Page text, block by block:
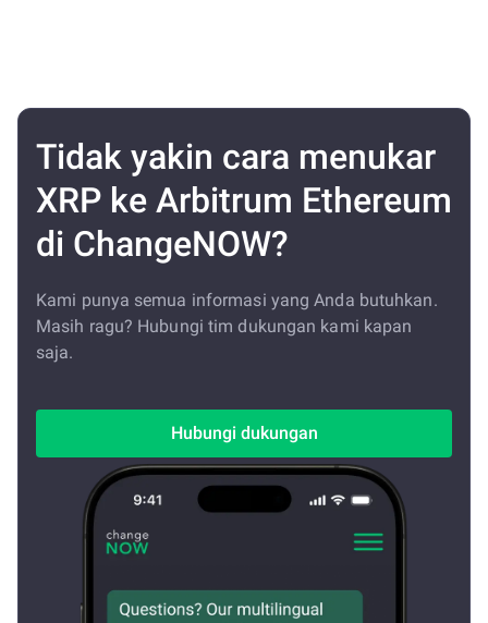
Tidak yakin cara menukar
XRP ke Arbitrum Ethereum
di ChangeNOW?
Kami punya semua informasi yang Anda butuhkan.
Masih ragu? Hubungi tim dukungan kami kapan
saja.
Hubungi dukungan